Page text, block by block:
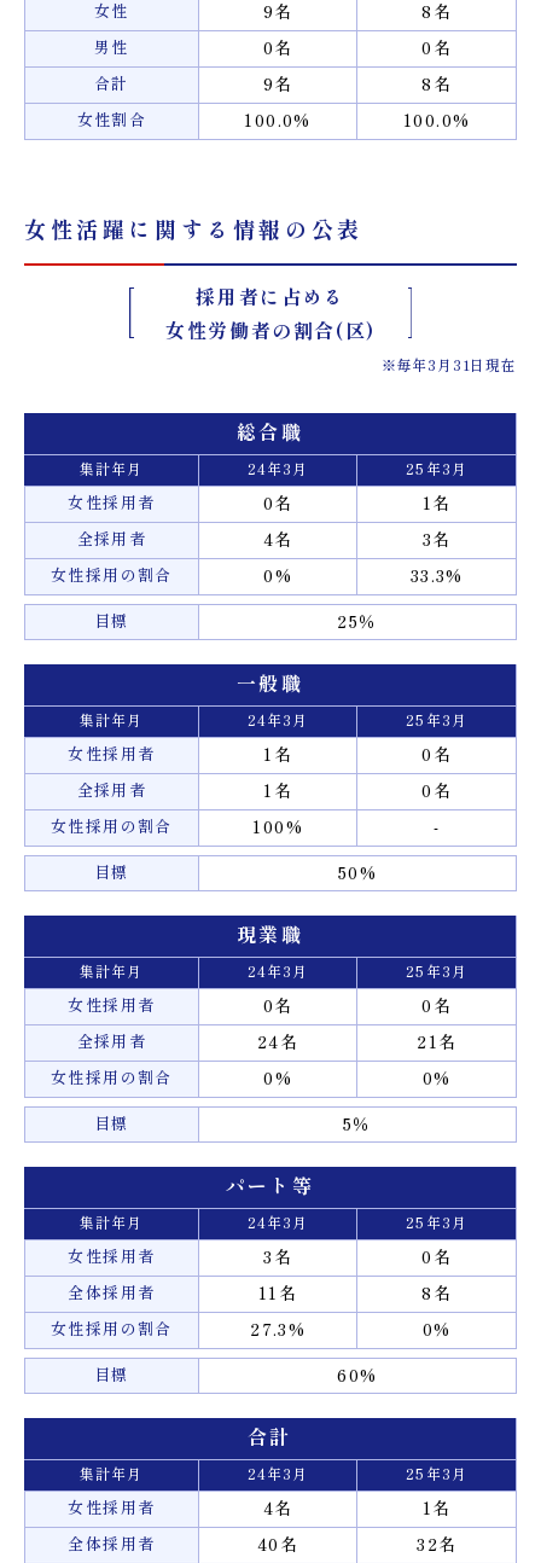
女性 9名 8名
男性 0名 0名
合計 9名 8名
女性割合 100.0% 100.0%
女性活躍に関する情報の公表
採用者に占める
女性労働者の割合(区)
※毎年3月31日現在
総合職
集計年月 24年3月 25年3月
女性採用者 0名 1名
全採用者 4名 3名
女性採用の割合 0% 33.3%
目標 25％
一般職
集計年月 24年3月 25年3月
女性採用者 1名 0名
全採用者 1名 0名
女性採用の割合 100% -
目標 50%
現業職
集計年月 24年3月 25年3月
女性採用者 0名 0名
全採用者 24名 21名
女性採用の割合 0% 0%
目標 5％
パート等
集計年月 24年3月 25年3月
女性採用者 3名 0名
全体採用者 11名 8名
女性採用の割合 27.3% 0%
目標 60%
合計
集計年月 24年3月 25年3月
女性採用者 4名 1名
全体採用者 40名 32名